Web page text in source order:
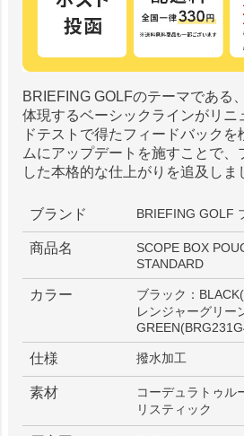
BRIEFING GOLFのテーマである
体現するベーシックラインがリニ
ドテストで得たフィードバック
ムにアップデートを施すことで、
した本格的な仕上がりを追及しま
ブランド BRIEFING GOLF
商品名
SCOPE BOX
STANDARD
カラー
ブラック：
レンジャーグリー
仕様 撥水加工
素材
コーデュラトゥル
リスティック